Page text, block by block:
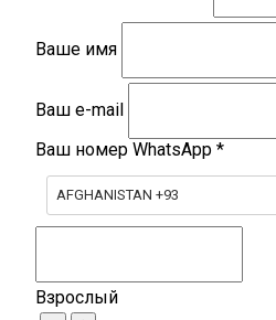
Ваше имя
Ваш e-mail
Ваш номер WhatsApp *
AFGHANISTAN +93
Взрослый